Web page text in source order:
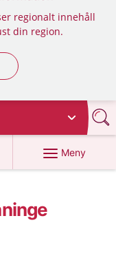
regionalt innehåll
din region.
Meny